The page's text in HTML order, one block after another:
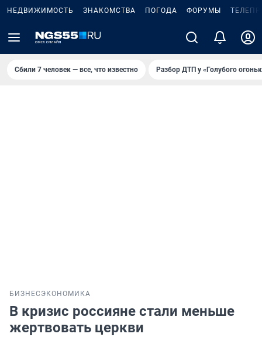
НЕДВИЖИМОСТЬ ЗНАКОМСТВА ПОГОДА ФОРУМЫ
Сбили 7 человек — все, что известно Разбор ДТП у «Голубого
БИЗНЕС ЭКОНОМИКА
В кризис россияне стали меньше
жертвовать церкви